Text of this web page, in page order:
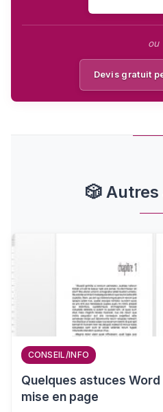
ou
Devis gratuit
🎲Autres
CONSEIL/INFO
Quelques astuces
mise en page